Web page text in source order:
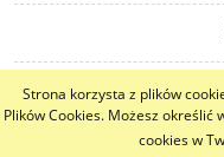
Strona korzysta z plików
Plików Cookies. Możesz
cookies w
pokaż
Sklep